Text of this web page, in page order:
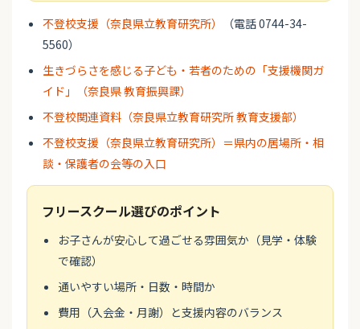
不登校支援（奈良県立教育研究所）
（電話 0744-34-
5560）
生きづらさを感じる子ども・若者のための「支援機関ガ
イド」（奈良県 教育振興課）
不登校関連資料（奈良県立教育研究所 教育支援部）
不登校支援（奈良県立教育研究所）＝県内の居場所・相
談・保護者の会等の入口
フリースクール選びのポイント
お子さんが安心して過ごせる雰囲気か（見学・体験
で確認）
通いやすい場所・日数・時間か
費用（入会金・月謝）と支援内容のバランス